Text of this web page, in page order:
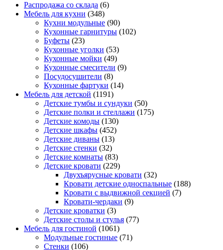
Распродажа со склада (6)
Мебель для кухни (348)
Кухни модульные (90)
Кухонные гарнитуры (102)
Буфеты (23)
Кухонные уголки (53)
Кухонные мойки (49)
Кухонные смесители (9)
Посудосушители (8)
Кухонные фартуки (14)
Мебель для детской (1191)
Детские тумбы и сундуки (50)
Детские полки и стеллажи (175)
Детские комоды (130)
Детские шкафы (452)
Детские диваны (13)
Детские стенки (32)
Детские комнаты (83)
Детские кровати (229)
Двухъярусные кровати (32)
Кровати детские односпальные (188)
Кровати с выдвижной секцией (7)
Кровати-чердаки (9)
Детские кроватки (3)
Детские столы и стулья (77)
Мебель для гостиной (1061)
Модульные гостиные (71)
Стенки (106)